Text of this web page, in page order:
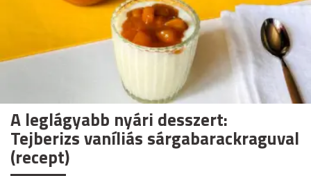
A leglágyabb nyári desszert:
Tejberizs vaníliás sárgabarackraguval
(recept)